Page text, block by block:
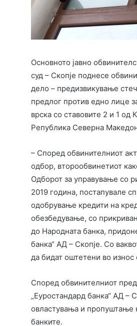
Основното јавно
суд – Скопје поднесе
дело – предизвикување
предлог против едно лице
врска со ставовите 2 и 1 од
Република Северна
– Според обвинителниот
одбор, второобвинетиот
Одборот за управување со
2019 година, постапувале
одобрување кредити на
обезбедување, со
до Народната банка,
банка“ АД – Скопје. Со
да бидат оштетени во
Според обвинителниот
„Еуростандард банка“ АД –
овластувања и пропуштање
банките.